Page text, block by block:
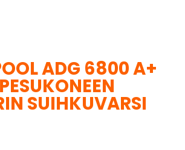
ADG 6800 A+
SUIHKUVARSI